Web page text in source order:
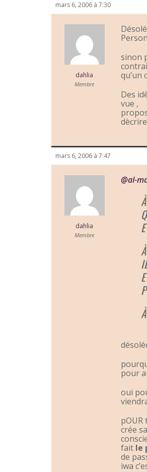
mars 6, 2006 à 7:30
dahlia
Membre
sinon
Des
vue ,
mars 6, 2006 à 7:47
dahlia
Membre
@al-
pour
oui
pOUR
crée
fait le
de
iwa